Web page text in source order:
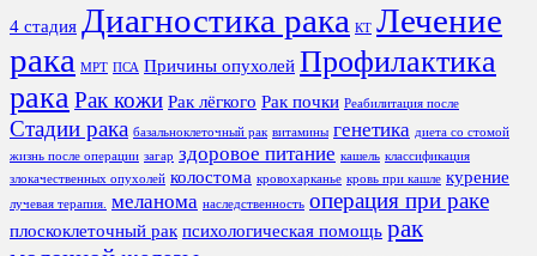
4 стадия Диагностика рака КТ Лечение
рака МРТ ПСА Причины опухолей Профилактика
ракаРак кожи Рак лёгкого Рак почки Реабилитация после
Стадии рака базальноклеточный рак витамины генетика диета со стомой
жизнь после операции загар здоровое питание кашель классификация
злокачественных опухолей колостома кровохарканье кровь при кашле курение
лучевая терапия. меланома наследственность операция при раке
плоскоклеточный рак психологическая помощь рак